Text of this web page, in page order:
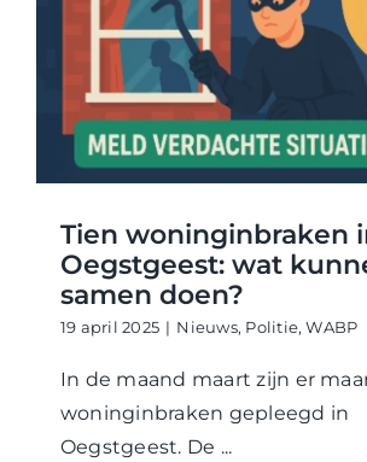
Tien woninginbraken
Oegstgeest: wat
samen doen?
19 april 2025 | Nieuws, Politie,WABP
In de maand maart zijn er
woninginbraken gepleegd in
Oegstgeest. De ...